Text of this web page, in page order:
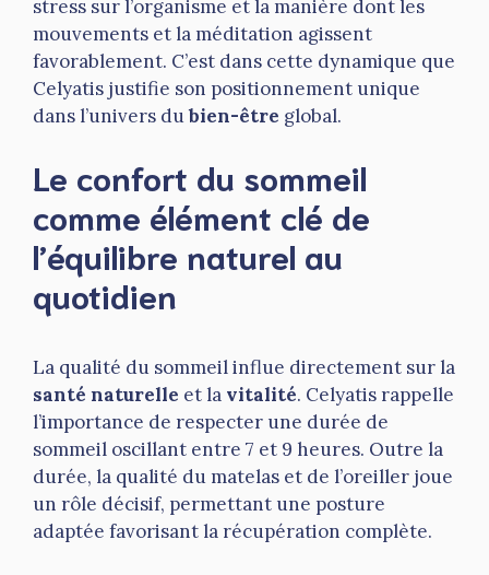
stress sur l’organisme et la manière dont les
mouvements et la méditation agissent
favorablement. C’est dans cette dynamique que
Celyatis justifie son positionnement unique
dans l’univers dubien-être global.
Le confort du sommeil
comme élément clé de
l’équilibre naturel au
quotidien
La qualité du sommeil influe directement sur la
santé naturelle et la vitalité. Celyatis rappelle
l’importance de respecter une durée de
sommeil oscillant entre 7 et 9 heures. Outre la
durée, la qualité du matelas et de l’oreiller joue
un rôle décisif, permettant une posture
adaptée favorisant la récupération complète.